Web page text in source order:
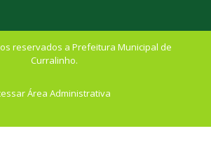
reservados a Prefeitura Municipal de
Curralinho.
Área Administrativa